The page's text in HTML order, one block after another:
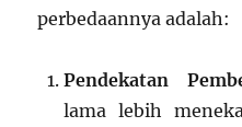
perbedaannya adalah:
Pendekatan
lama lebih